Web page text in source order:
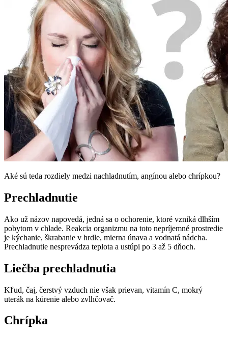
Aké sú teda rozdiely medzi nachladnutím, angínou alebo chrípkou?
Prechladnutie
Ako už názov napovedá, jedná sa o ochorenie, ktoré vzniká dlhším
pobytom v chlade. Reakcia organizmu na toto nepríjemné prostredie
je kýchanie, škrabanie v hrdle, mierna únava a vodnatá nádcha.
Prechladnutie nesprevádza teplota a ustúpi po 3 až 5 dňoch.
Liečba prechladnutia
Kľud, čaj, čerstvý vzduch nie však prievan, vitamín C, mokrý
uterák na kúrenie alebo zvlhčovač.
Chrípka